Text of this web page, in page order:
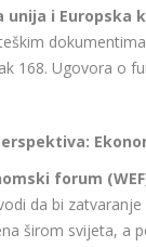
unija i
168. Ugovora o
forum
da bi
širom svijeta, a